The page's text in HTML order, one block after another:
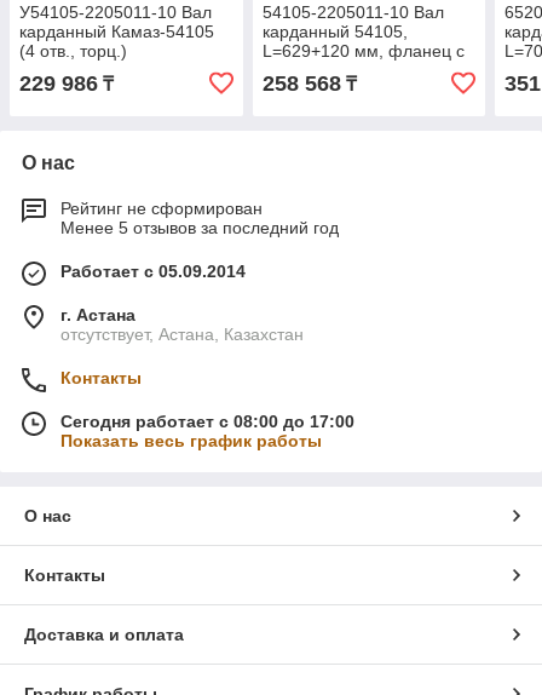
У54105-2205011-10 Вал
карданный Камаз-54105
(4 отв., торц.)
229 986 ₸
54105-2205011-10 Вал
карданный 54105,
L=629+120 мм, фланец с
4 отверстиями, торцевой
(ОАО Белкард)
258 568₸
О нас
Рейтинг не сформирован
Менее 5 отзывов за последний год
Работает с 05.09.2014
г. Астана
отсутствует, Астана, Казахстан
Контакты
Сегодня работает с 08:00 до 17:00
Показать весь график работы
О нас
Контакты
Доставка и оплата